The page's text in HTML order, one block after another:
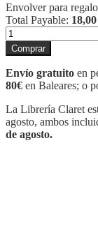
Envolver para
Total Payable: 18,00
POESÍA
PARA
PRINCIPIANTES
cantidad
Comprar
Envío gratuito en
80€ en Baleares; o
La Librería Claret
agosto, ambos
de agosto.